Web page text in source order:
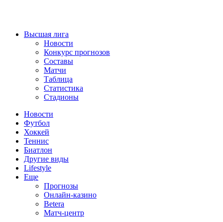
Высшая лига
Новости
Конкурс прогнозов
Составы
Матчи
Таблица
Статистика
Стадионы
Новости
Футбол
Хоккей
Теннис
Биатлон
Другие виды
Lifestyle
Еще
Прогнозы
Онлайн-казино
Betera
Матч-центр